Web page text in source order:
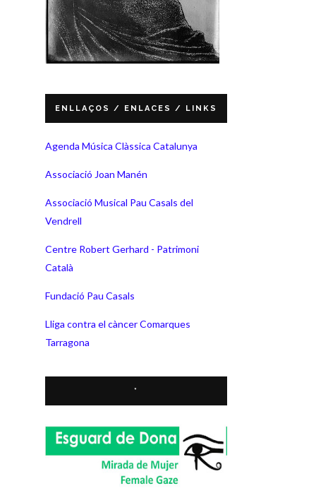
ENLLAÇOS / ENLACES / LINKS
Agenda Música Clàssica Catalunya
Associació Joan Manén
Associació Musical Pau Casals del
Vendrell
Centre Robert Gerhard - Patrimoni
Català
Fundació Pau Casals
Lliga contra el càncer Comarques
Tarragona
*